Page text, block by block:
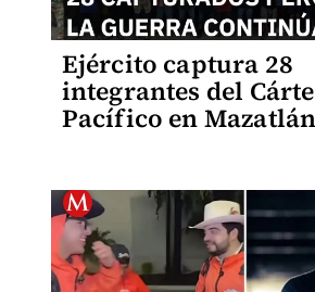
Ejército captura 28
integrantes del
Pacífico en